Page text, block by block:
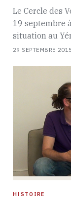
Le Cercle des
19 septembre
situation au
29 SEPTEMBRE 2015
HISTOIRE